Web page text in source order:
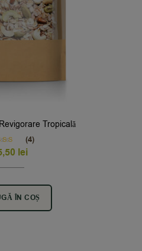
Tropicală
5.00
of 5
(4)
lei
ÎN COȘ